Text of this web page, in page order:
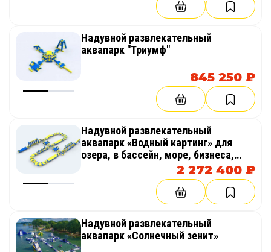
Надувной развлекательный
аквапарк "Триумф"
845 250 ₽
Надувной развлекательный
аквапарк «Водный картинг» для
озера, в бассейн, море, бизнеса,
2 272 400 ₽
Надувной развлекательный
аквапарк «Солнечный зенит»